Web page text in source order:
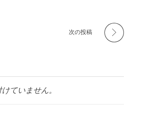
次の投稿
ていません。